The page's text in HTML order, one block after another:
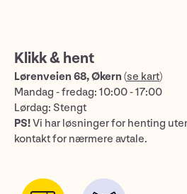
Klikk & hent
Lørenveien 68, Økern (se kart)
Mandag - fredag: 10:00 - 17:00
Lørdag: Stengt
PS!Vi har løsninger for henting
kontakt for nærmere avtale.